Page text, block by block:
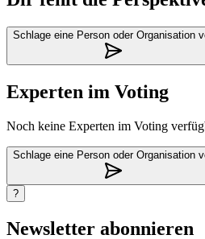
Schlage eine Person oder Organisation
Experten im Voting
Noch keine Experten im Voting
Schlage eine Person oder Organisation
?
Newsletter abonnieren